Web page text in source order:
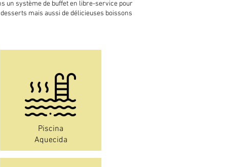
un système de buffet en libre-service pour
mais aussi de délicieuses boissons
Piscina
Aquecida